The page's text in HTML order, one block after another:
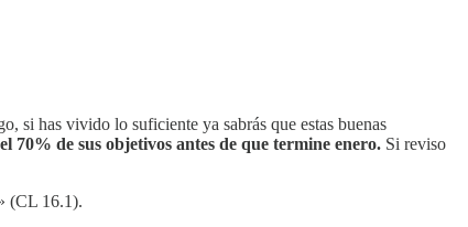
si has vivido lo suficiente ya sabrás que estas buenas
70% de sus objetivos antes de que termine enero. Si reviso
(CL 16.1).